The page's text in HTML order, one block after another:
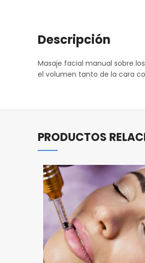
Descripción
Masaje facial manual sobre
el volumen tanto de la cara
PRODUCTOS